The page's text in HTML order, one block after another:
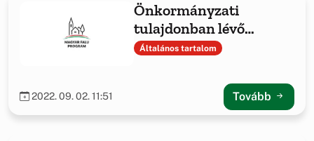
Önkormányzati
tulajdonban lévő
ingatlanok fejlesztése
Általános tartalom
2022. 09. 02. 11:51 Tovább